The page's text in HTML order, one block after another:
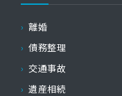
離婚
債務整理
交通事故
遺産相続